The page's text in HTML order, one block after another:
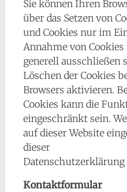
Sie können Ihren
über das Setzen von
und Cookies nur im
Annahme von
generell ausschließen
Löschen der Cookies
Browsers aktivieren.
Cookies kann die
eingeschränkt sein.
auf dieser Website
dieser
Datenschutzerklärung
Kontaktformular